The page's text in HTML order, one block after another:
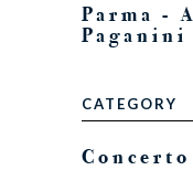
Parma -
CATEGORY
Concerto